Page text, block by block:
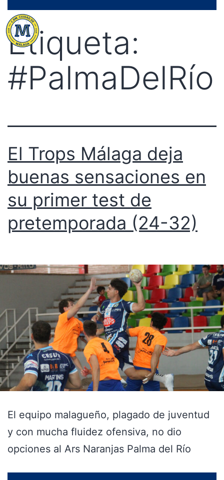
contenido
Etiqueta:
#PalmaDelRío
El Trops Málaga deja
buenas sensaciones en
su primer test de
pretemporada (24-32)
El equipo malagueño, plagado de juventud
y con mucha fluidez ofensiva, no dio
opciones al Ars Naranjas Palma del Río